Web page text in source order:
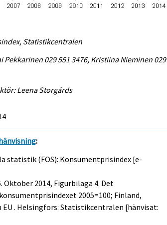
Statistikcentralen
029 551 3476, Kristiina Nieminen 029
Leena Storgårds
:
statistik (FOS): Konsumentprisindex [e-
Oktober 2014, Figurbilaga 4. Det
2005=100; Finland,
EU . Helsingfors: Statistikcentralen [hänvisat: